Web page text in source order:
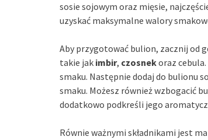
sosie sojowym oraz mięsie,
uzyskać maksymalne walory
Aby przygotować bulion, zacznij od
takie jak imbir, czosnekoraz
smaku. Następnie dodaj do bulionu
smaku. Możesz również wzbogacić
dodatkowo podkreśli jego
Równie ważnymi składnikami jest